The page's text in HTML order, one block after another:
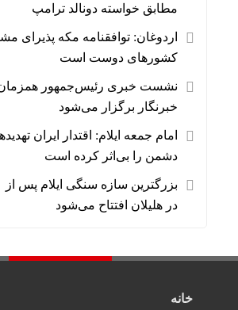
مطابق خواسته دونالد ترامپ
اردوغان: توافقنامه مکه پذیرای
کشورهای دوست است
نشست خبری رئیس‌جمهور همزمان
خبرنگار برگزار می‌شود
امام جمعه ایلام: اقتدار ایران
دشمن را بی‌اثر کرده است
در هلیلان افتتاح می‌شود
خانه